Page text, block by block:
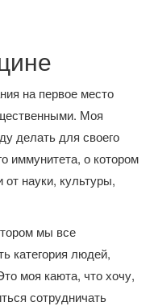
на первое место
Моя
делать для своего
иммунитета, о котором
науки, культуры,
мы все
категория людей,
моя каюта, что хочу,
сотрудничать